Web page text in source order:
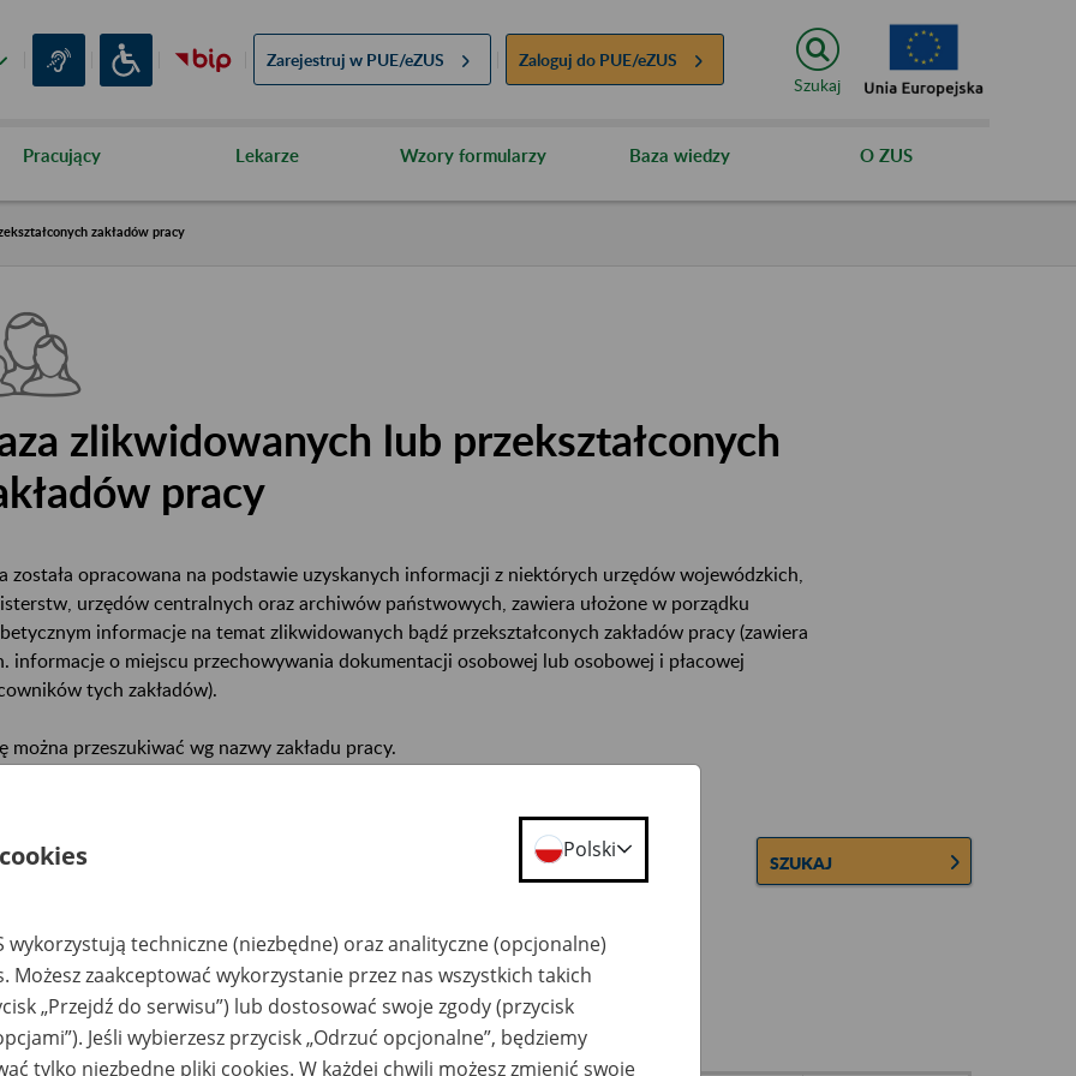
Zarejestruj w PUE/eZUS Zaloguj do PUE/eZUS
Szukaj
Pracujący Lekarze Wzory formularzy Baza wiedzy O ZUS
zakładów pracy
zlikwidowanych lub przekształconych
pracy
została opracowana na podstawie uzyskanych informacji z niektórych urzędów wojewódzkich,
urzędów centralnych oraz archiwów państwowych, zawiera ułożone w porządku
informacje na temat zlikwidowanych bądź przekształconych zakładów pracy (zawiera
informacje o miejscu przechowywania dokumentacji osobowej lub osobowej i płacowej
tych zakładów).
można przeszukiwać wg nazwy zakładu pracy.
zakładu pracy: SZUKAJ
Ukryj wszystkie pozycje bazy
Polski
wykorzystują techniczne (niezbędne) oraz analityczne (opcjonalne)
Możesz zaakceptować wykorzystanie przez nas wszystkich takich
„Przejdź do serwisu”) lub dostosować swoje zgody (przycisk
Jeśli wybierzesz przycisk „Odrzuć opcjonalne”, będziemy
tylko niezbędne pliki cookies. W każdej chwili możesz zmienić swoje